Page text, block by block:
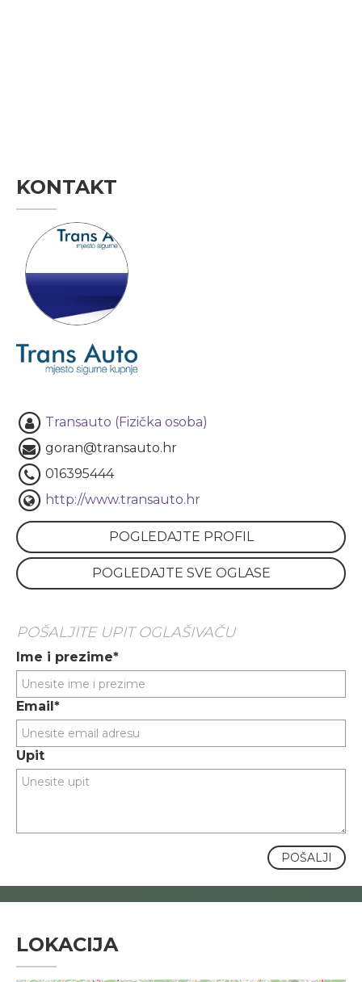
KONTAKT
Transauto (Fizička osoba)
goran@transauto.hr
016395444
http://www.transauto.hr
POGLEDAJTE PROFIL
POGLEDAJTE SVE OGLASE
POŠALJITE UPIT OGLAŠIVAČU
Ime i prezime*
Email*
Upit
POŠALJI
LOKACIJA